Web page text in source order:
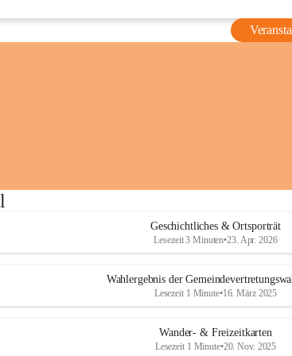
Geschichtliches & Ortsporträt
Lesezeit 3 Minuten•23. Apr. 2026
Wahlergebnis der
Lesezeit 1 Minute•16. März 2025
Wander- & Freizeitkarten
Lesezeit 1 Minute•20. Nov. 2025